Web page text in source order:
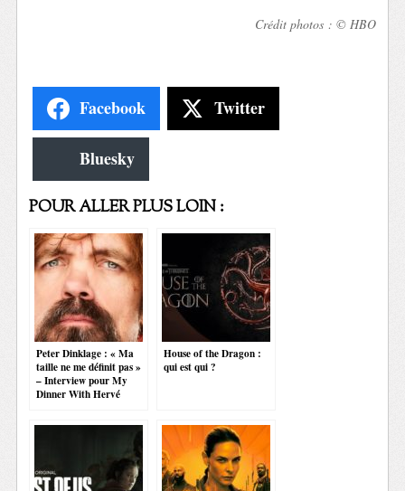
Crédit photos : © HBO
Facebook Twitter
Bluesky
POUR ALLER PLUS LOIN :
Peter Dinklage : « Ma
taille ne me définit pas »
– Interview pour My
Dinner With Hervé
House of the Dragon :
qui est qui ?